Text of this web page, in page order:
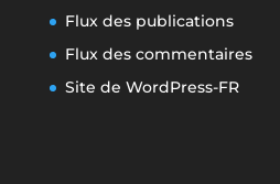
Flux des publications
Flux des commentaires
Site de WordPress-FR